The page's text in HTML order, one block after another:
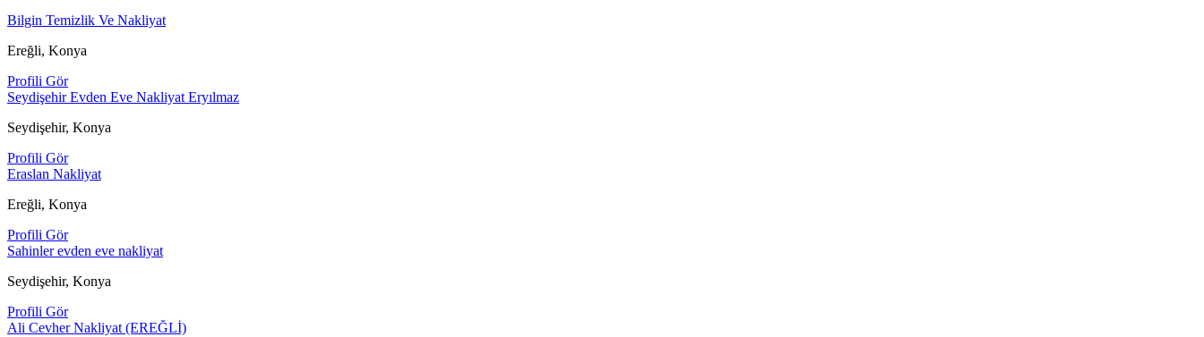
Bilgin Temizlik Ve Nakliyat
Ereğli, Konya
Profili Gör
Seydişehir Evden Eve Nakliyat Eryılmaz
Seydişehir, Konya
Profili Gör
Eraslan Nakliyat
Ereğli, Konya
Profili Gör
Sahinler evden eve nakliyat
Seydişehir, Konya
Profili Gör
Ali Cevher Nakliyat (EREĞLİ)